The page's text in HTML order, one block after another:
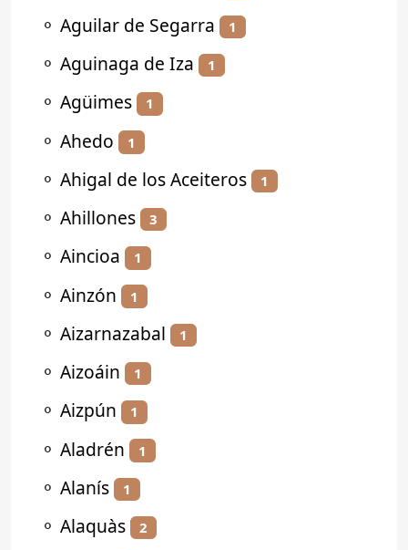
⚬ Aguilar de Segarra 1
⚬ Aguinaga de Iza 1
⚬ Agüimes 1
⚬ Ahedo 1
⚬ Ahigal de los Aceiteros 1
⚬ Ahillones 3
⚬ Aincioa 1
⚬ Ainzón 1
⚬ Aizarnazabal 1
⚬ Aizoáin 1
⚬ Aizpún 1
⚬ Aladrén 1
⚬ Alanís 1
⚬ Alaquàs 2